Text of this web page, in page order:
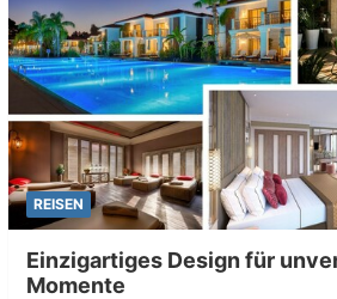
REISEN
Einzigartiges Design für
Momente